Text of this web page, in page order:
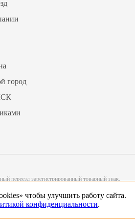
город
переезд зарегистрированный товарный знак.
чтобы улучшить работу сайта.
конфиденциальности.